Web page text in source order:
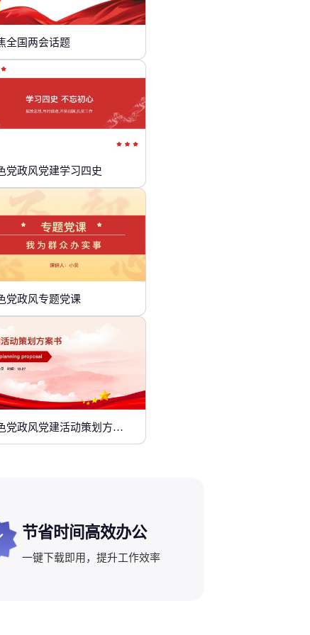
全国两会话题
党政风党建学习四史
党政风专题党课
红色党政风党建活动策划方案书
节省时间高效办公
一键下载即用，提升工作效率